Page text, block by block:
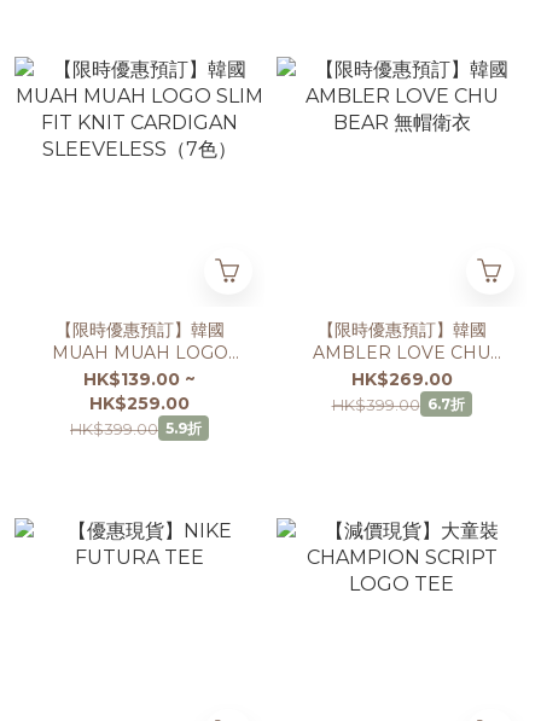
【限時優惠預訂】韓國
MUAH MUAH LOGO
SLIM FIT KNIT
CARDIGAN
SLEEVELESS（7色）
HK$139.00 ~
HK$259.00
HK$399.00 5.9折
【限時優惠預訂】韓國
AMBLER LOVE CHU
BEAR 無帽衛衣
HK$269.00
HK$399.00 6.7折